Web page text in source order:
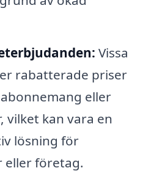
Vissa
rabatterade priser
eller
vilket kan vara en
lösning för
eller företag.